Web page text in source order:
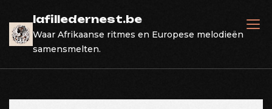
content
lafilledernest.be
Waar Afrikaanse ritmes en Europese melodieën
samensmelten.